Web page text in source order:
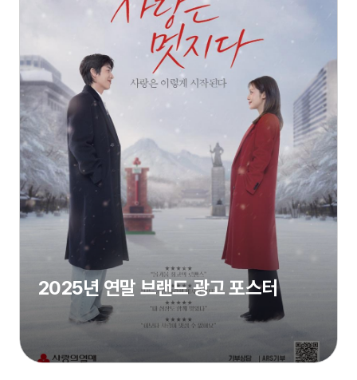
2025년 연말 브랜드 광고 포스터